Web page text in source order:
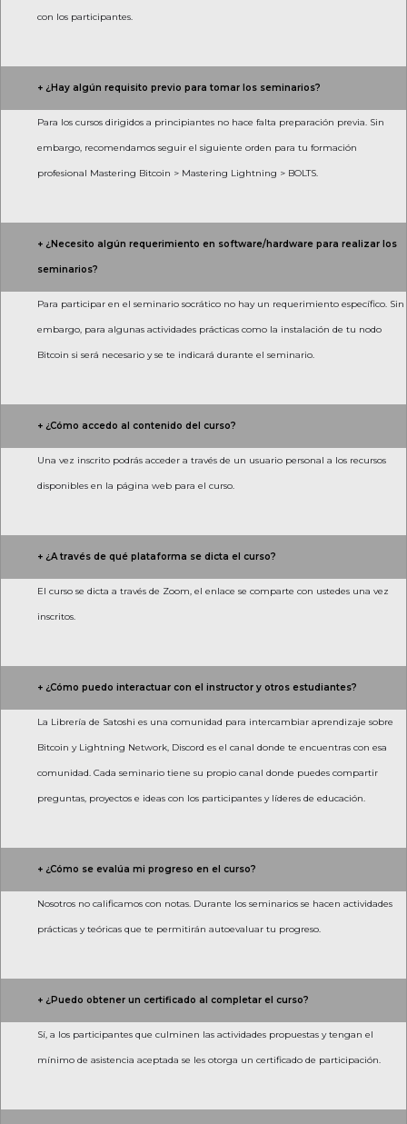
con los participantes.
+ ¿Hay algún requisito previo para tomar los seminarios?
Para los cursos dirigidos a principiantes no hace falta preparación previa. Sin
embargo, recomendamos seguir el siguiente orden para tu formación
profesional Mastering Bitcoin > Mastering Lightning > BOLTS.
+ ¿Necesito algún requerimiento en software/hardware para realizar los
seminarios?
Para participar en el seminario socrático no hay un requerimiento específico. Sin
embargo, para algunas actividades prácticas como la instalación de tu nodo
Bitcoin si será necesario y se te indicará durante el seminario.
+ ¿Cómo accedo al contenido del curso?
Una vez inscrito podrás acceder a través de un usuario personal a los recursos
disponibles en la página web para el curso.
+ ¿A través de qué plataforma se dicta el curso?
El curso se dicta a través de Zoom, el enlace se comparte con ustedes una vez
inscritos.
+ ¿Cómo puedo interactuar con el instructor y otros estudiantes?
La Librería de Satoshi es una comunidad para intercambiar aprendizaje sobre
Bitcoin y Lightning Network, Discord es el canal donde te encuentras con esa
comunidad. Cada seminario tiene su propio canal donde puedes compartir
preguntas, proyectos e ideas con los participantes y líderes de educación.
+ ¿Cómo se evalúa mi progreso en el curso?
Nosotros no calificamos con notas. Durante los seminarios se hacen actividades
prácticas y teóricas que te permitirán autoevaluar tu progreso.
+ ¿Puedo obtener un certificado al completar el curso?
Sí, a los participantes que culminen las actividades propuestas y tengan el
mínimo de asistencia aceptada se les otorga un certificado de participación.